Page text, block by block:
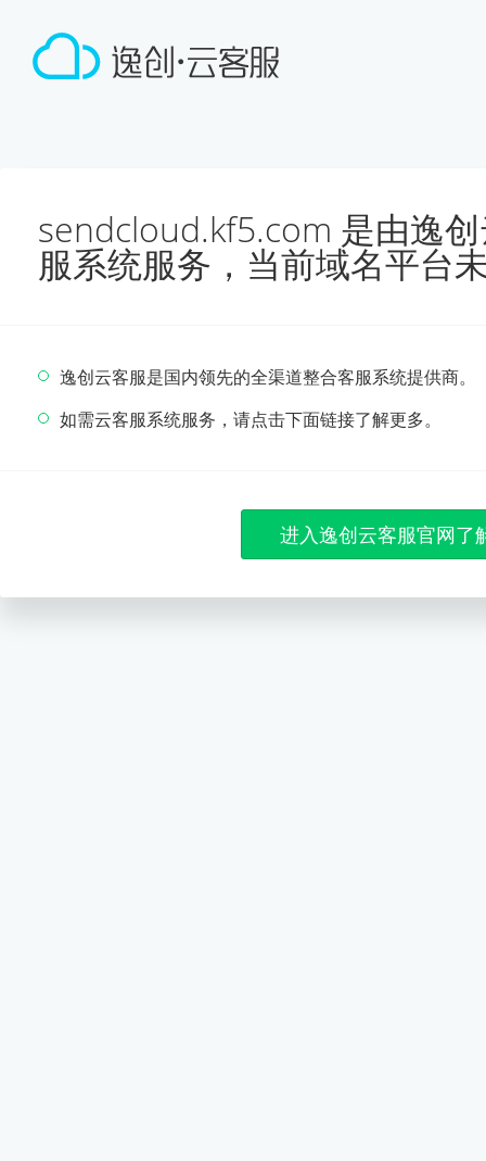
sendcloud.kf5.com 是由逸
服系统服务，当前域名平台
逸创云客服是国内领先的全渠道整合客服系统提供商。
如需云客服系统服务，请点击下面链接了解更多。
进入逸创云客服官网了